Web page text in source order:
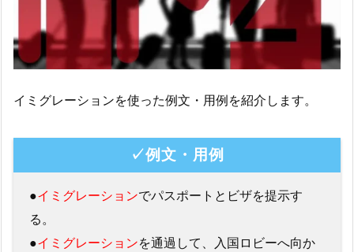
イミグレーションを使った例文・用例を紹介します。
✓例文・用例
●イミグレーションでパスポートとビザを提示す
る。
●イミグレーションを通過して、入国ロビーへ向か